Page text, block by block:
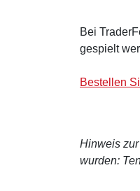
Bei
gespielt
Bestellen
Hinweis
wurden: